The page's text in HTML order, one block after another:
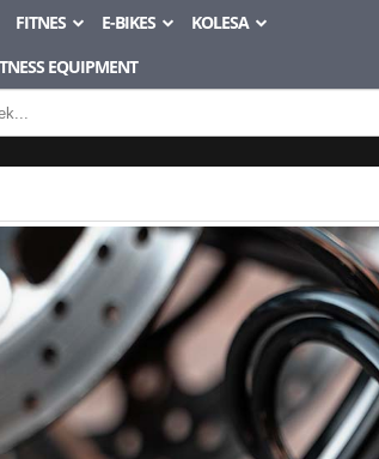
FITNES E-BIKES
KOLESA
EQUIPMENT